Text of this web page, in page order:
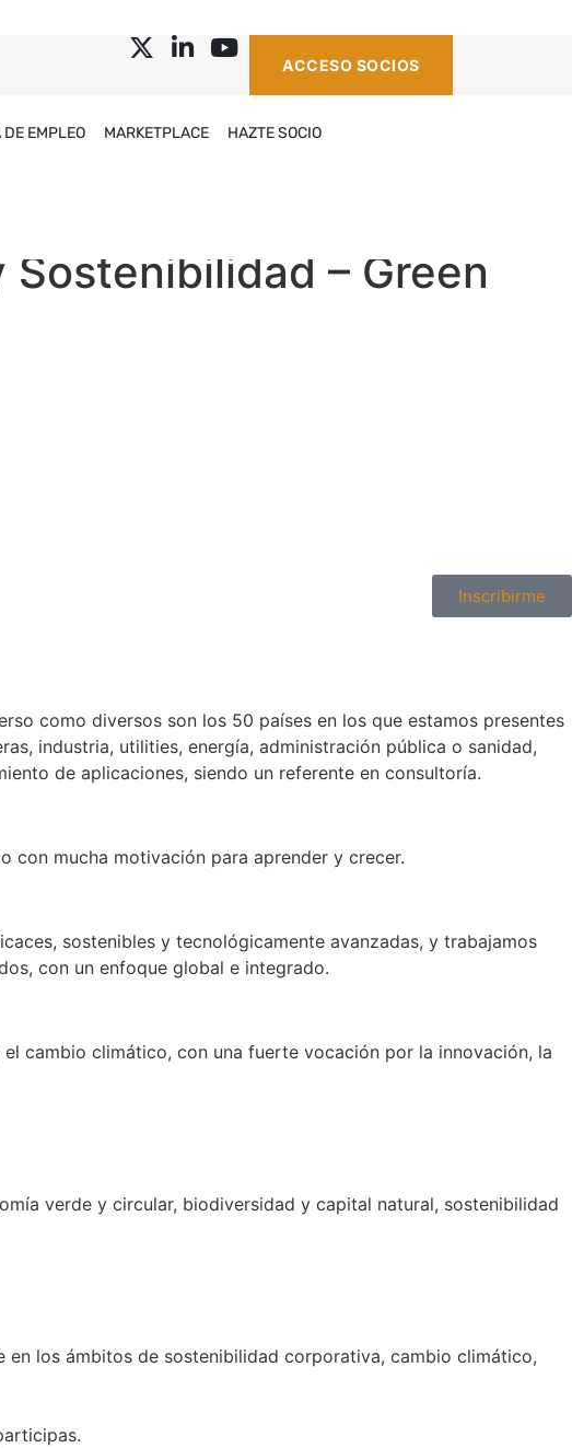
ACCESO SOCIOS
DE EMPLEO MARKETPLACE HAZTE SOCIO
– Green
Inscribirme
como diversos son los 50 países en los que estamos presentes
industria, utilities, energía, administración pública o sanidad,
de aplicaciones, siendo un referente en consultoría.
con mucha motivación para aprender y crecer.
sostenibles y tecnológicamente avanzadas, y trabajamos
con un enfoque global e integrado.
cambio climático, con una fuerte vocación por la innovación, la
verde y circular, biodiversidad y capital natural, sostenibilidad
los ámbitos de sostenibilidad corporativa, cambio climático,